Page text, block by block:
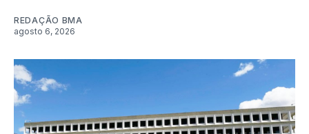
REDAÇÃO BMA
agosto 6, 2026